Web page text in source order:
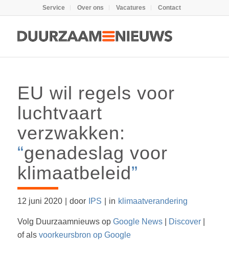
Service Over ons Vacatures Contact
EU wil regels voor
luchtvaart
verzwakken:
“genadeslag voor
klimaatbeleid”
12 juni 2020 door IPS in klimaatverandering
Volg Duurzaamnieuws op Google News| Discover|
of als voorkeursbron op Google